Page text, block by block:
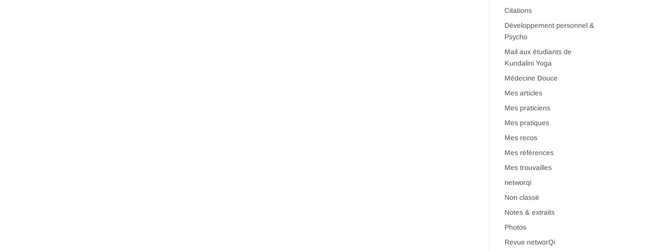
Citations
Développement personnel &
Psycho
Mail aux étudiants de
Kundalini Yoga
Médecine Douce
Mes articles
Mes praticiens
Mes pratiques
Mes recos
Mes références
Mes trouvailles
networqi
Non classé
Notes & extraits
Photos
Revue networQi